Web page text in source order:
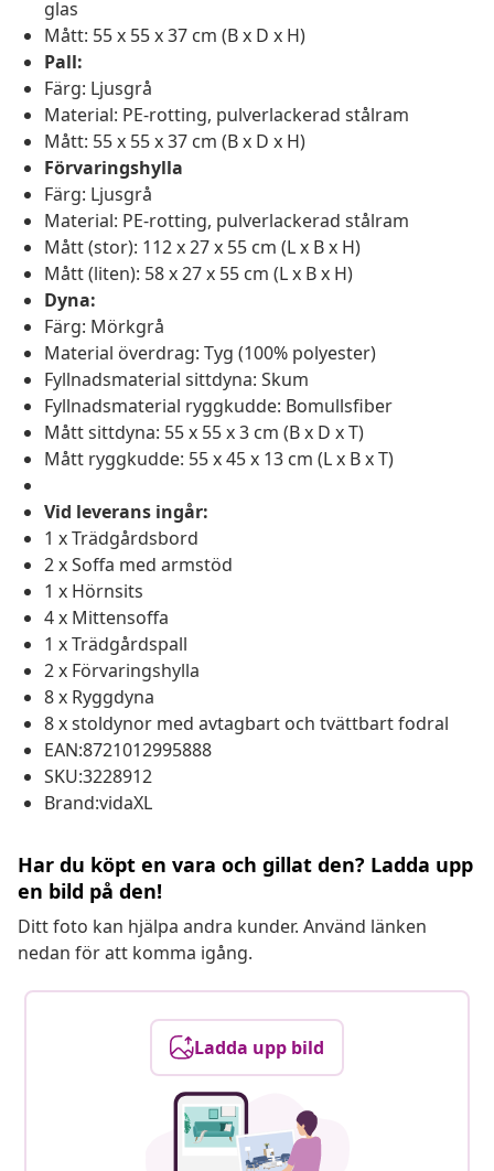
glas
Mått: 55 x 55 x 37 cm (B x D x H)
Pall:
Färg: Ljusgrå
Material: PE-rotting, pulverlackerad stålram
Mått: 55 x 55 x 37 cm (B x D x H)
Förvaringshylla
Färg: Ljusgrå
Material: PE-rotting, pulverlackerad stålram
Mått (stor): 112 x 27 x 55 cm (L x B x H)
Mått (liten): 58 x 27 x 55 cm (L x B x H)
Dyna:
Färg: Mörkgrå
Material överdrag: Tyg (100% polyester)
Fyllnadsmaterial sittdyna: Skum
Fyllnadsmaterial ryggkudde: Bomullsfiber
Mått sittdyna: 55 x 55 x 3 cm (B x D x T)
Mått ryggkudde: 55 x 45 x 13 cm (L x B x T)
Vid leverans ingår:
1 x Trädgårdsbord
2 x Soffa med armstöd
1 x Hörnsits
4 x Mittensoffa
1 x Trädgårdspall
2 x Förvaringshylla
8 x Ryggdyna
8 x stoldynor med avtagbart och tvättbart fodral
EAN:8721012995888
SKU:3228912
Brand:vidaXL
Har du köpt en vara och gillat den? Ladda upp
en bild på den!
Ditt foto kan hjälpa andra kunder. Använd länken
nedan för att komma igång.
Ladda upp bild